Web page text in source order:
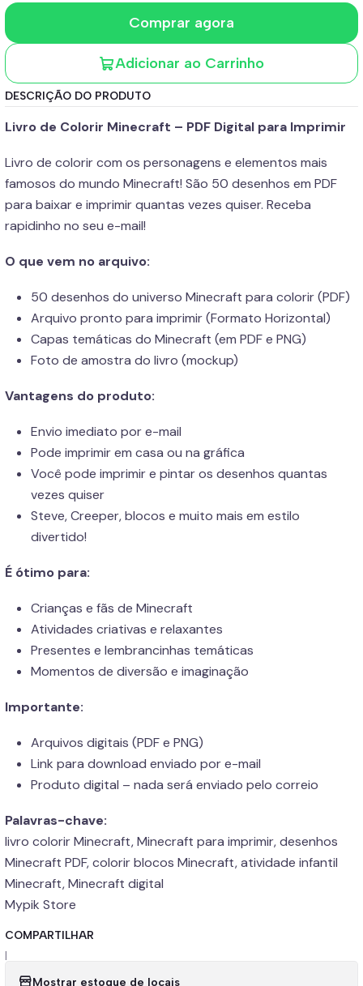
Adicionar ao Carrinho
Comprar agora
DESCRIÇÃO DO PRODUTO
Livro de Colorir Minecraft – PDF Digital para Imprimir
Livro de colorir com os personagens e elementos mais
famosos do mundo Minecraft! São 50 desenhos em PDF
para baixar e imprimir quantas vezes quiser. Receba
rapidinho no seu e-mail!
O que vem no arquivo:
50 desenhos do universo Minecraft para colorir (PDF)
Arquivo pronto para imprimir (Formato Horizontal)
Capas temáticas do Minecraft (em PDF e PNG)
Foto de amostra do livro (mockup)
Vantagens do produto:
Envio imediato por e-mail
Pode imprimir em casa ou na gráfica
Você pode imprimir e pintar os desenhos quantas
vezes quiser
Steve, Creeper, blocos e muito mais em estilo
divertido!
É ótimo para:
Crianças e fãs de Minecraft
Atividades criativas e relaxantes
Presentes e lembrancinhas temáticas
Momentos de diversão e imaginação
Importante:
Arquivos digitais (PDF e PNG)
Link para download enviado por e-mail
Produto digital – nada será enviado pelo correio
Palavras-chave:
livro colorir Minecraft, Minecraft para imprimir, desenhos
Minecraft PDF, colorir blocos Minecraft, atividade infantil
Minecraft, Minecraft digital
Mypik Store
COMPARTILHAR
|
Mostrar estoque de locais